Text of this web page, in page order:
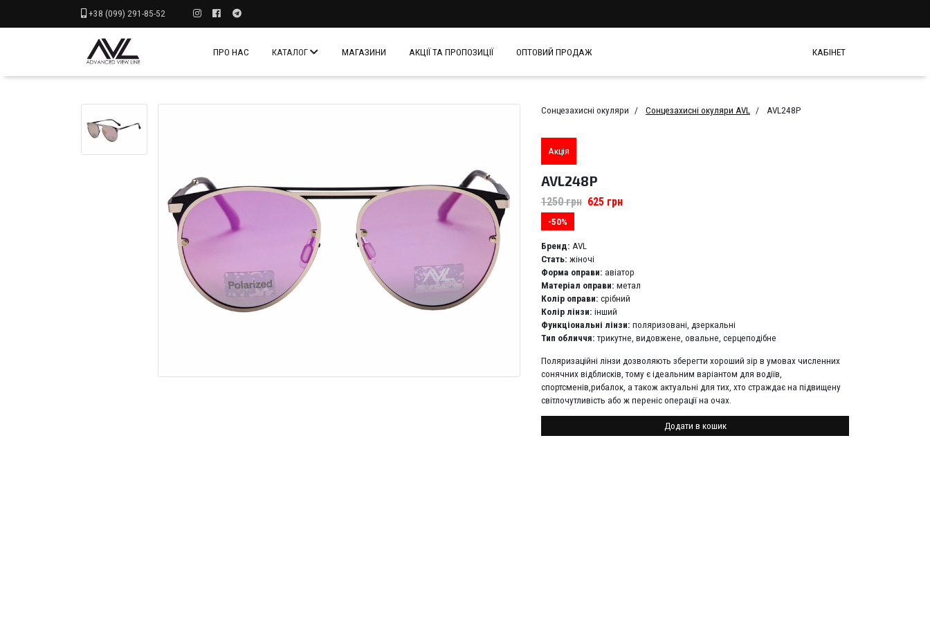
+38 (099) 291-85-52
ПРО НАС КАТАЛОГ МАГАЗИНИ АКЦІЇ ТА ПРОПОЗИЦІЇ ОПТОВИЙ ПРОДАЖ КАБІНЕТ
Сонцезахисні окуляри Сонцезахисні окуляри AVL AVL248P
Акція
AVL248P
1250грн 625 грн
-50%
Бренд: AVL
Стать: жіночі
Форма оправи: авіатор
Матеріал оправи: метал
Колір оправи: срібний
Колір лінзи: інший
Функціональні лінзи: поляризовані, дзеркальні
Тип обличчя: трикутне, видовжене, овальне, серцеподібне
Поляризаційні лінзи дозволяють зберегти хороший зір в умовах численних
сонячних відблисків, тому є ідеальним варіантом для водіїв,
спортсменів,рибалок, а також актуальні для тих, хто страждає на підвищену
світлочутливість або ж переніс операції на очах.
Додати в кошик